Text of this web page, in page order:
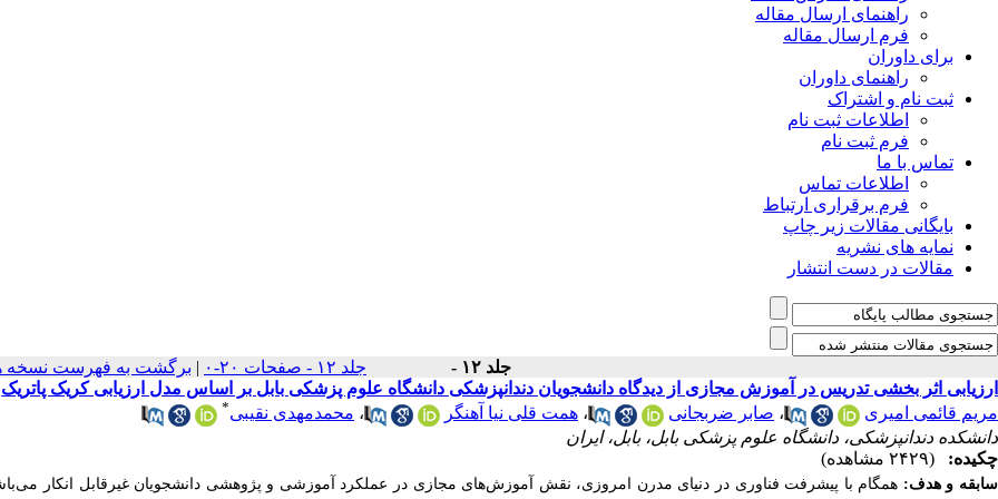
راهنمای ارسال مقاله
فرم ارسال مقاله
برای داوران
راهنمای داوران
ثبت نام و اشتراک
اطلاعات ثبت نام
فرم ثبت نام
تماس با ما
اطلاعات تماس
فرم برقراری ارتباط
بایگانی مقالات زیر چاپ
نمایه های نشریه
مقالات در دست انتشار
جلد ۱۲ - جلد ۱۲ - صفحات ۲۰-۰ | برگشت به فهرست نسخه
ارزیابی اثر بخشی تدریس در آموزش مجازی از دیدگاه دانشجویان دندانپزشکی دانشگاه علوم پزشکی بابل بر اساس مدل ارزیابی کریک پاتریک
مریم قائمی امیری
، صابر ضربجانی ، همت قلی نیا آهنگر ، محمدمهدی نقیبی*
دانشکده دندانپزشکی، دانشگاه علوم پزشکی بابل، بابل، ایران
چکیده:
(۲۴۲۹ مشاهده)
سابقه و هدف: همگام با پیشرفت فناوری در دنیای مدرن امروزی، نقش آموزش‌های مجازی در عملکرد آموزشی و پژوهشی دانشجویان غیرقابل انکار